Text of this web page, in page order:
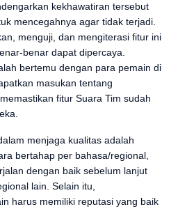
kekhawatiran tersebut
mencegahnya agar tidak terjadi.
menguji, dan mengiterasi fitur ini
benar dapat dipercaya.
bertemu dengan para pemain di
masukan tentang
fitur Suara Tim sudah
menjaga kualitas adalah
bertahap per bahasa/regional,
dengan baik sebelum lanjut
lain. Selain itu,
harus memiliki reputasi yang baik